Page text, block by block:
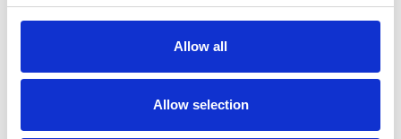
Allow all
Allow selection
KIRK Gallery promoverer nye strømninger fra den
Galleriets kunstnere er dermed udvalgt indenfor denne